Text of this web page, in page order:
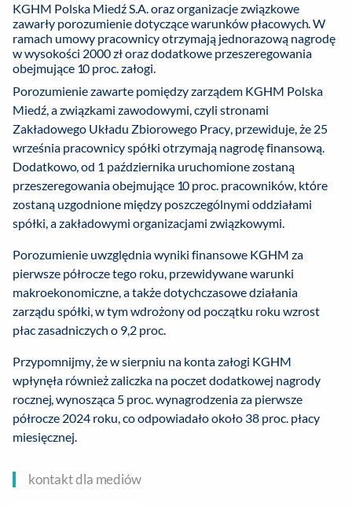
KGHM Polska Miedź S.A. oraz organizacje związkowe
zawarły porozumienie dotyczące warunków płacowych. W
ramach umowy pracownicy otrzymają jednorazową nagrodę
w wysokości 2000 zł oraz dodatkowe przeszeregowania
obejmujące 10 proc. załogi.
Porozumienie zawarte pomiędzy zarządem KGHM Polska
Miedź, a związkami zawodowymi, czyli stronami
Zakładowego Układu Zbiorowego Pracy, przewiduje, że 25
września pracownicy spółki otrzymają nagrodę finansową.
Dodatkowo, od 1 października uruchomione zostaną
przeszeregowania obejmujące 10 proc. pracowników, które
zostaną uzgodnione między poszczególnymi oddziałami
spółki, a zakładowymi organizacjami związkowymi.
Porozumienie uwzględnia wyniki finansowe KGHM za
pierwsze półrocze tego roku, przewidywane warunki
makroekonomiczne, a także dotychczasowe działania
zarządu spółki, w tym wdrożony od początku roku wzrost
płac zasadniczych o 9,2 proc.
Przypomnijmy, że w sierpniu na konta załogi KGHM
wpłynęła również zaliczka na poczet dodatkowej nagrody
rocznej, wynosząca 5 proc. wynagrodzenia za pierwsze
półrocze 2024 roku, co odpowiadało około 38 proc. płacy
miesięcznej.
kontakt dla mediów